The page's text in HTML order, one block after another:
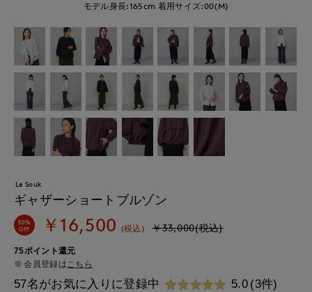
モデル身長:165cm 着用サイズ:00(M)
Le Souk
ギャザーショートブルゾン
50%
OFF
￥16,500 (税込) ￥33,000(税込)
75ポイント還元
会員登録は こちら
57名がお気に入りに登録中 5.0 (3件)